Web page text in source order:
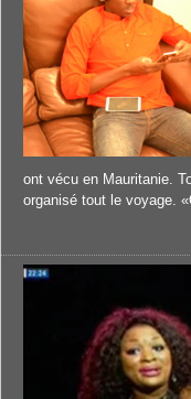
ont vécu en Mauritanie.
organisé tout le voyage.